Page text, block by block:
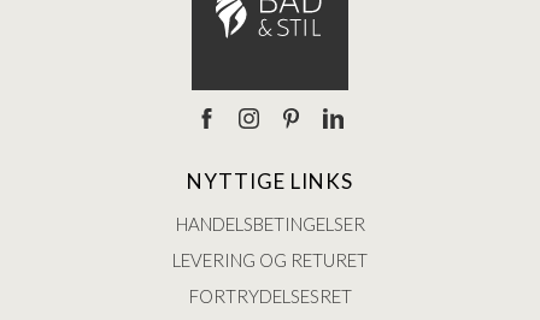
NYTTIGE LINKS
HANDELSBETINGELSER
LEVERING OG RETURET
FORTRYDELSESRET